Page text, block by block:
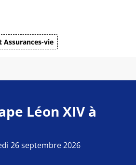
Assurances-vie
Léon XIV à
26 septembre 2026